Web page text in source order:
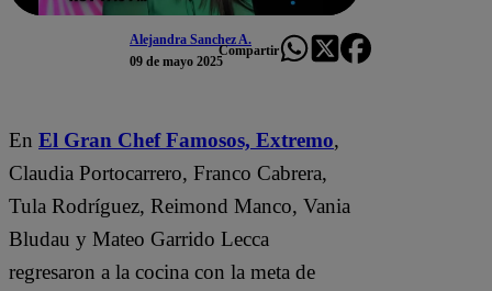
Alejandra Sanchez A.
09 de mayo 2025
Compartir
En El Gran Chef Famosos, Extremo,
Claudia Portocarrero, Franco Cabrera,
Tula Rodríguez, Reimond Manco, Vania
Bludau y Mateo Garrido Lecca
regresaron a la cocina con la meta de